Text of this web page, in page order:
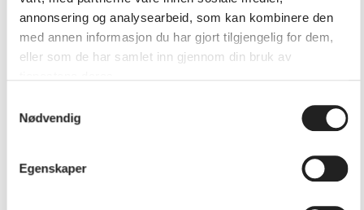
annonsering og analysearbeid, som kan kombinere den
med annen informasjon du har gjort tilgjengelig for dem,
eller som de har samlet inn gjennom din bruk av
Nødvendig
Egenskaper